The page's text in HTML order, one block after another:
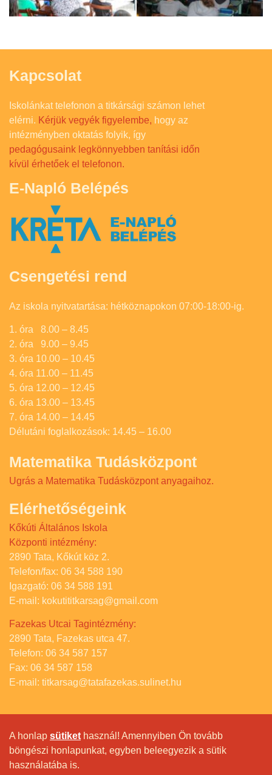
Kapcsolat
Iskolánkat telefonon a titkársági számon lehet
elérni. Kérjük vegyék figyelembe, hogy az
intézményben oktatás folyik, így
pedagógusaink legkönnyebben tanítási időn
kívül érhetőek el telefonon.
E-Napló Belépés
Csengetési rend
Az iskola nyitvatartása: hétköznapokon 07:00-18:00-ig.
1. óra 8.00 – 8.45
2. óra 9.00 – 9.45
3. óra 10.00 – 10.45
4. óra 11.00 – 11.45
5. óra 12.00 – 12.45
6. óra 13.00 – 13.45
7. óra 14.00 – 14.45
Délutáni foglalkozások: 14.45 – 16.00
Matematika Tudásközpont
Ugrás a Matematika Tudásközpont anyagaihoz.
Elérhetőségeink
Kőkúti Általános Iskola
Központi intézmény:
2890 Tata, Kőkút köz 2.
Telefon/fax: 06 34 588 190
Igazgató: 06 34 588 191
E-mail: kokutititkarsag@gmail.com
Fazekas Utcai Tagintézmény:
2890 Tata, Fazekas utca 47.
Telefon: 06 34 587 157
Fax: 06 34 587 158
E-mail: titkarsag@tatafazekas.sulinet.hu
A honlap sütiket használ! Amennyiben Ön tovább
böngészi honlapunkat, egyben beleegyezik a sütik
használatába is.